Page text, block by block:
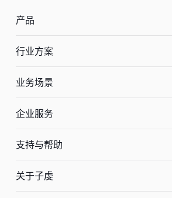
产品
行业方案
业务场景
企业服务
支持与帮助
关于子虔